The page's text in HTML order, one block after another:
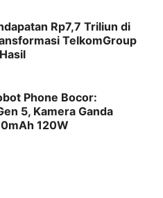
Rp7,7 Triliun di
TelkomGroup
Phone Bocor:
5, Kamera Ganda
120W